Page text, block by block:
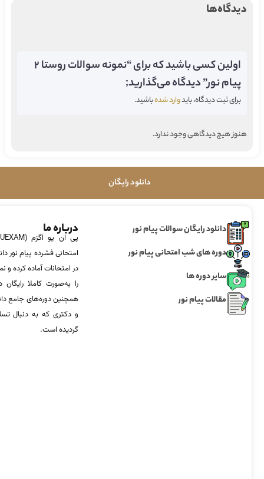
دیدگاه‌ها
اولین کسی باشید که برای “نمونه سوالات روستا 2
پیام نور” دیدگاه می‌گذارید;
برای ثبت دیدگاه، بایدوارد شدهباشید.
هنوز هیچ دیدگاهی وجود ندارد.
دانلود رایگان
دانلود رایگان سوالات پیام نور
دوره های شب امتحانی پیام نور
سایر دوره ها
مقالات پیام نور
درباره ما
امتحانی فشرده پیام نور
در امتحانات آماده‌ کرده
را به‌صورت کاملا
همچنین دوره‌های جامع
و دکتری که به دنبال
گردیده است.